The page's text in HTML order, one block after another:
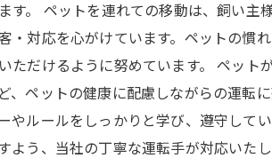
。 ペットを連れての移動は、飼い主
・対応を心がけています。ペットの慣
だけるように努めています。 ペッ
ペットの健康に配慮しながらの運転
ルールをしっかりと学び、遵守して
う、当社の丁寧な運転手が対応いたし